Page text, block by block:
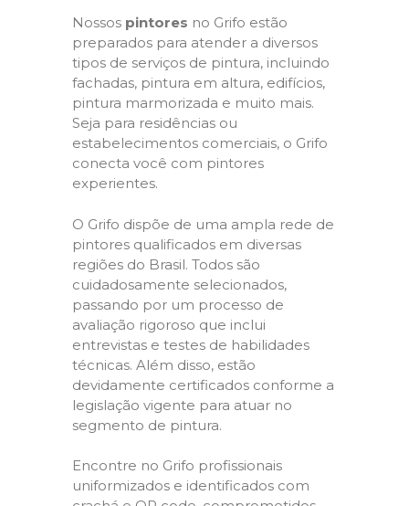
Nossos pintores no Grifo estão
preparados para atender a diversos
tipos de serviços de pintura, incluindo
fachadas, pintura em altura, edifícios,
pintura marmorizada e muito mais.
Seja para residências ou
estabelecimentos comerciais, o Grifo
conecta você com pintores
experientes.
O Grifo dispõe de uma ampla rede de
pintores qualificados em diversas
regiões do Brasil. Todos são
cuidadosamente selecionados,
passando por um processo de
avaliação rigoroso que inclui
entrevistas e testes de habilidades
técnicas. Além disso, estão
devidamente certificados conforme a
legislação vigente para atuar no
segmento de pintura.
Encontre no Grifo profissionais
uniformizados e identificados com